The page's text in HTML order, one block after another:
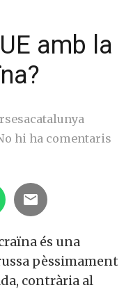
amb la
hi ha comentaris
és una
pèssimament
contrària al